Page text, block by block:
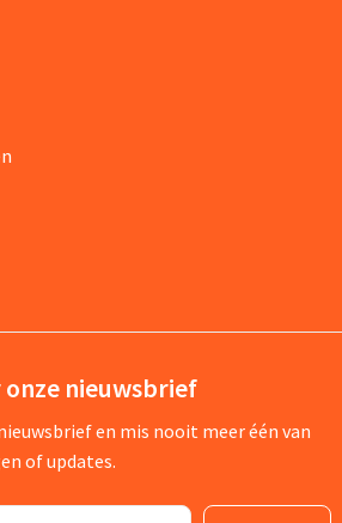
onze nieuwsbrief
en mis nooit meer één van
of updates.